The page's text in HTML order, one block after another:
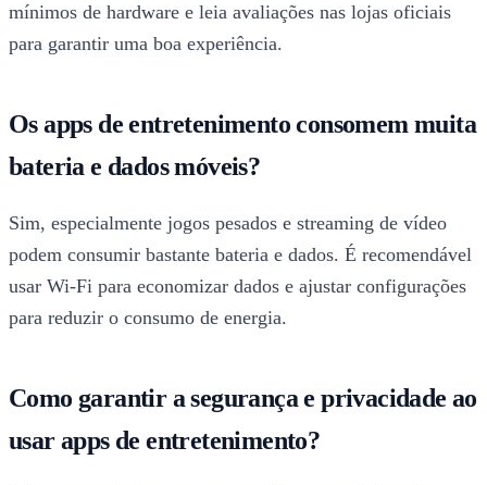
mínimos de hardware e leia avaliações nas lojas oficiais
para garantir uma boa experiência.
Os apps de entretenimento consomem muita
bateria e dados móveis?
Sim, especialmente jogos pesados e streaming de vídeo
podem consumir bastante bateria e dados. É recomendável
usar Wi-Fi para economizar dados e ajustar configurações
para reduzir o consumo de energia.
Como garantir a segurança e privacidade ao
usar apps de entretenimento?